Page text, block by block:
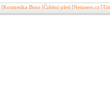
Kosmetika Brno Čištění pleti Netusers.cz